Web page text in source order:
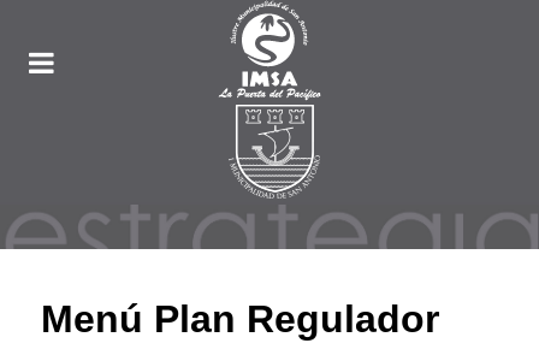
Menú Plan Regulador